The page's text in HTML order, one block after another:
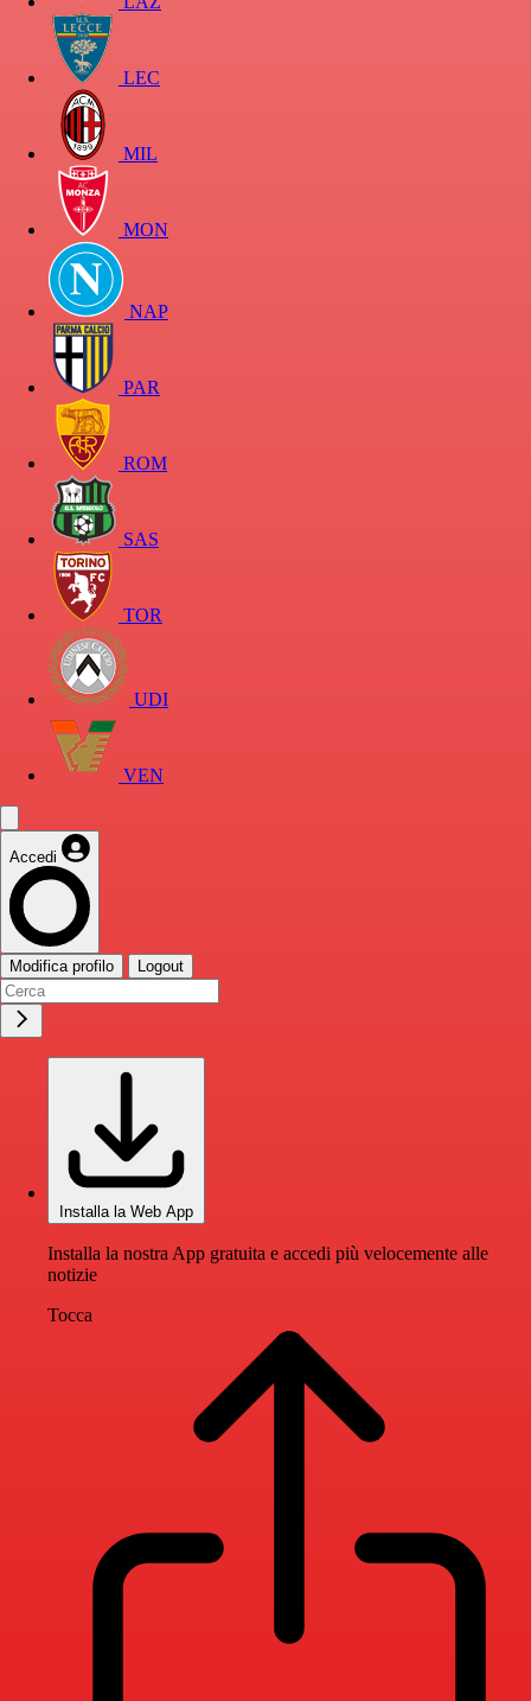
LEC
MIL
MON
NAP
PAR
ROM
SAS
TOR
UDI
VEN
Accedi
Modifica profilo Logout
Installa la Web App
Installa la nostra App gratuita e accedi più velocemente alle
notizie
Tocca